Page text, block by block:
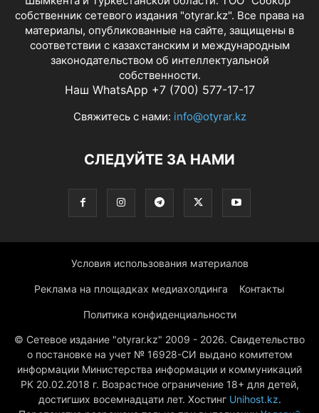
собственник сетевого издания "otyrar.kz". Все права на
материалы, опубликованные на сайте, защищены в
соответствии с казахстанским и международным
законодательством об интеллектуальной
собственности.
Наш WhatsApp +7 (700) 577-17-17
Свяжитесь с нами: info@otyrar.kz
СЛЕДУЙТЕ ЗА НАМИ
Условия использования материалов
Реклама на площадках медиахолдинга Контакты
Политика конфиденциальности
© Сетевое издание "otyrar.kz" 2009 - 2026. Свидетельство
о постановке на учет № 16928-СИ выдано комитетом
информации Министерства информации и коммуникаций
РК 20.02.2018 г. Возрастное ограничение 18+ для детей,
достигших восемнадцати лет. Хостинг Unihost.kz.